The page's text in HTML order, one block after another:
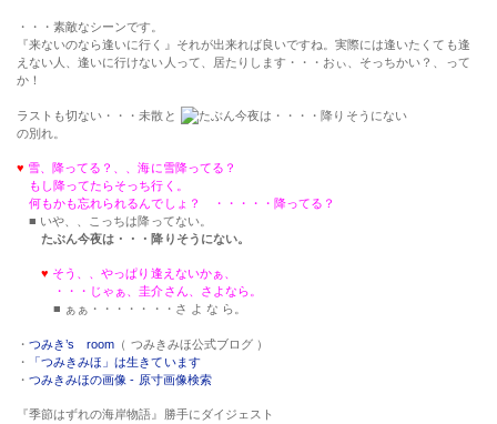
・・・素敵なシーンです。
『来ないのなら逢いに行く』それが出来れば良いですね。実際には逢いたくても逢
えない人、逢いに行けない人って、居たりします・・・おぃ、そっちかい？、って
か！
ラストも切ない・・・未散と
の別れ。
♥ 雪、降ってる？、、海に雪降ってる？
もし降ってたらそっち行く。
何もかも忘れられるんでしょ？ ・・・・・降ってる？
■ いや、、こっちは降ってない。
たぶん今夜は・・・降りそうにない。
♥ そう、、やっぱり逢えないかぁ、
・・・じゃぁ、圭介さん、さよなら。
■ ぁぁ・・・・・・・さ よ な ら。
・つみき’s room （ つみきみほ公式ブログ ）
・
「つみきみほ」は生きています
・つみきみほの画像 - 原寸画像検索
『季節はずれの海岸物語』勝手にダイジェスト